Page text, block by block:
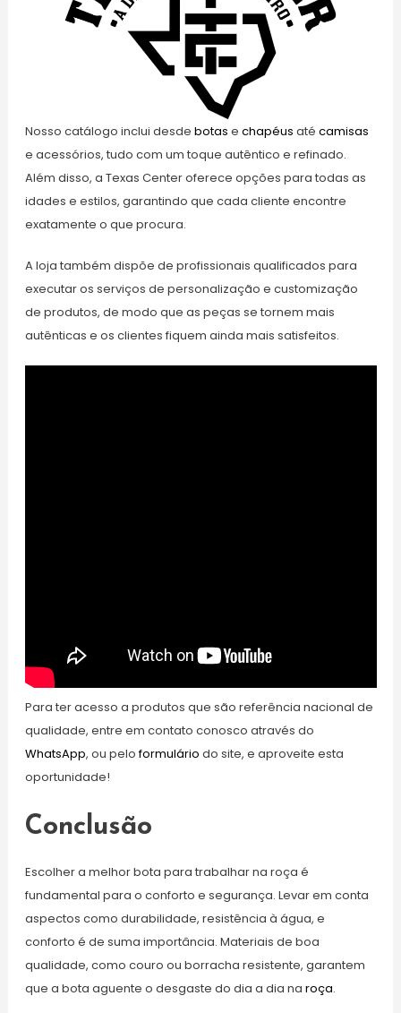
Nosso catálogo inclui desde botas e chapéus até camisas
e acessórios, tudo com um toque autêntico e refinado.
Além disso, a Texas Center oferece opções para todas as
idades e estilos, garantindo que cada cliente encontre
exatamente o que procura.
A loja também dispõe de profissionais qualificados para
executar os serviços de personalização e customização
de produtos, de modo que as peças se tornem mais
autênticas e os clientes fiquem ainda mais satisfeitos.
Para ter acesso a produtos que são referência nacional de
qualidade, entre em contato conosco através do
WhatsApp, ou peloformulário do site, e aproveite esta
oportunidade!
Conclusão
Escolher a melhor bota para trabalhar na roça é
fundamental para o conforto e segurança. Levar em conta
aspectos como durabilidade, resistência à água, e
conforto é de suma importância. Materiais de boa
qualidade, como couro ou borracha resistente, garantem
que a bota aguente o desgaste do dia a dia na roça.